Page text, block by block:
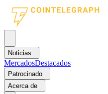
Noticias
MercadosDestacados
Patrocinado
Acerca de